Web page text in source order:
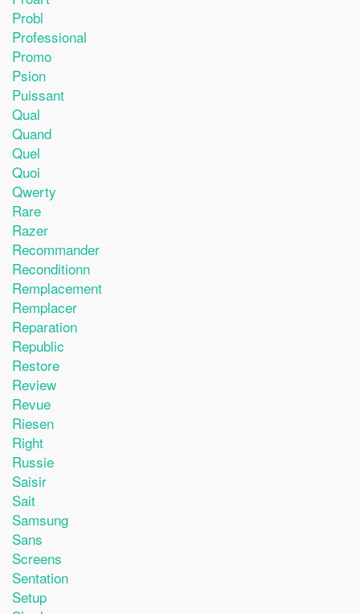
Probl
Professional
Promo
Psion
Puissant
Qual
Quand
Quel
Quoi
Qwerty
Rare
Razer
Recommander
Reconditionn
Remplacement
Remplacer
Reparation
Republic
Restore
Review
Revue
Riesen
Right
Russie
Saisir
Sait
Samsung
Sans
Screens
Sentation
Setup